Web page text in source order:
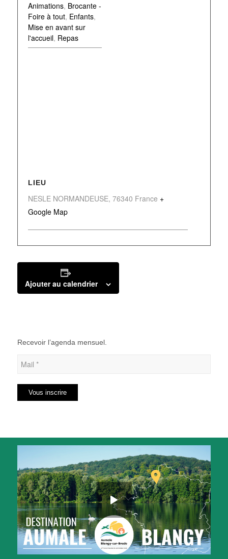
Animations, Brocante -
Foire à tout, Enfants,
Mise en avant sur
l'accueil, Repas
LIEU
NESLE NORMANDEUSE, 76340 France +
Google Map
Ajouter au calendrier
Recevoir l’agenda mensuel.